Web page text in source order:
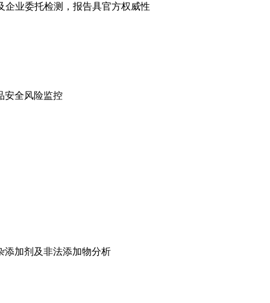
企业委托检测，报告具官方权威性
安全风险监控
添加剂及非法添加物分析